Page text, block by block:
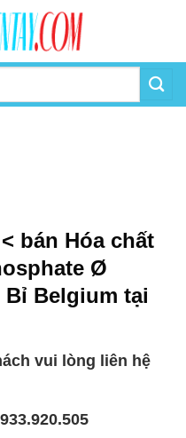
bán Hóa chất
Ø
Bỉ Belgium tại
vui lòng liên hệ